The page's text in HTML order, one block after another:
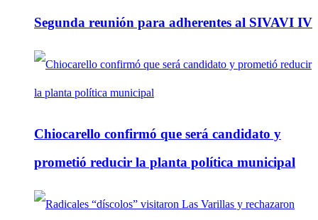
Segunda reunión para adherentes al SIVAVI IV
Chiocarello confirmó que será candidato y
prometió reducir la planta política municipal